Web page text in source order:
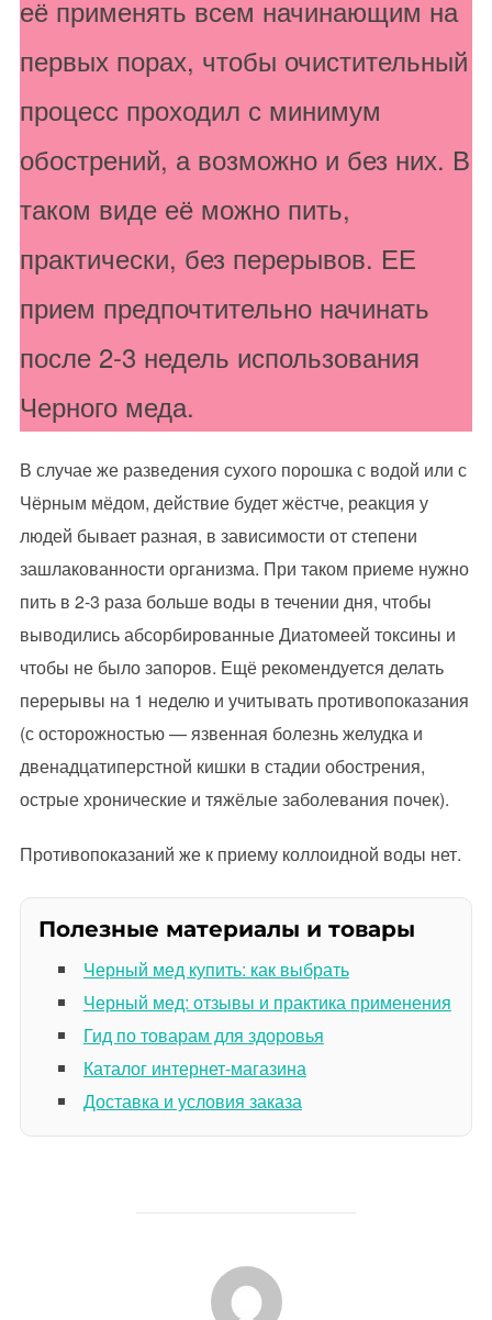
её применять всем начинающим на
первых порах, чтобы очистительный
процесс проходил с минимум
обострений, а возможно и без них. В
таком виде её можно пить,
практически, без перерывов. ЕЕ
прием предпочтительно начинать
после 2-3 недель использования
Черного меда.
В случае же разведения сухого порошка с водой или с
Чёрным мёдом, действие будет жёстче, реакция у
людей бывает разная, в зависимости от степени
зашлакованности организма. При таком приеме нужно
пить в 2-3 раза больше воды в течении дня, чтобы
выводились абсорбированные Диатомеей токсины и
чтобы не было запоров. Ещё рекомендуется делать
перерывы на 1 неделю и учитывать противопоказания
(с осторожностью — язвенная болезнь желудка и
двенадцатиперстной кишки в стадии обострения,
острые хронические и тяжёлые заболевания почек).
Противопоказаний же к приему коллоидной воды нет.
Полезные материалы и товары
Черный мед купить: как выбрать
Черный мед: отзывы и практика применения
Гид по товарам для здоровья
Каталог интернет-магазина
Доставка и условия заказа
АВТОР ЗАПИСИ